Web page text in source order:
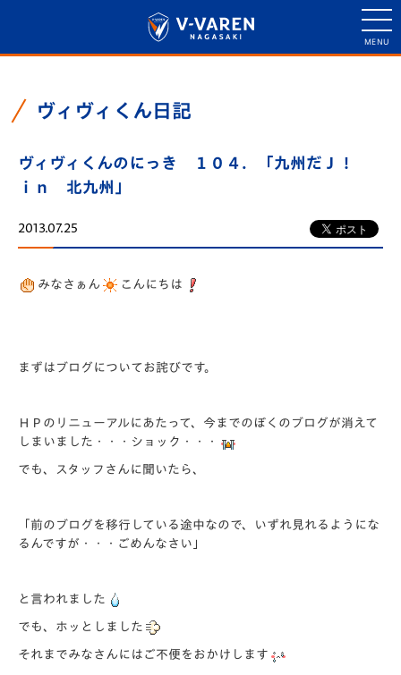
ヴィヴィくん日記
ヴィヴィくんのにっき １０４．「九州だＪ！
ｉｎ 北九州」
2013.07.25
みなさぁん こんにちは
まずはブログについてお詫びです。
ＨＰのリニューアルにあたって、今までのぼくのブログが消えて
しまいました・・・ショック・・・
でも、スタッフさんに聞いたら、
「前のブログを移行している途中なので、いずれ見れるようにな
るんですが・・・ごめんなさい」
と言われました
でも、ホッとしました
それまでみなさんにはご不便をおかけします